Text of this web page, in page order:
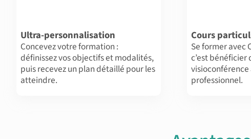
Ultra-personnalisation
Concevez votre formation :
définissez vos objectifs et modalités,
puis recevez un plan détaillé pour les
atteindre.
Cours
Se former avec
c’est bénéficier
professionnel.